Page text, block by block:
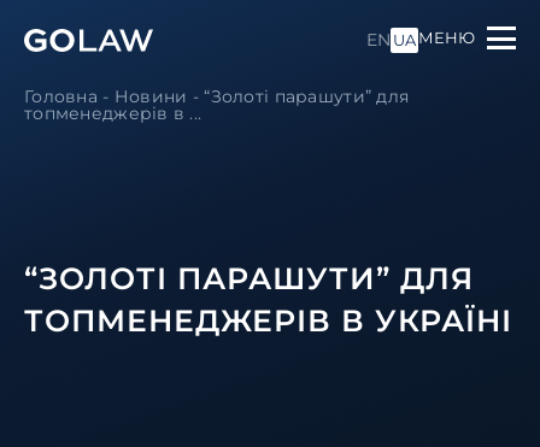
EN UAМЕНЮ
Головна - Новини - “Золоті парашути” для
топменеджерів в ...
“ЗОЛОТІ ПАРАШУТИ” ДЛЯ
ТОПМЕНЕДЖЕРІВ В УКРАЇНІ